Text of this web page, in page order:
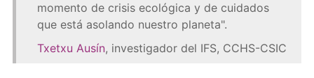
momento de crisis ecológica y de cuidados
que está asolando nuestro planeta".
Txetxu Ausín, investigador del IFS, CCHS-CSIC